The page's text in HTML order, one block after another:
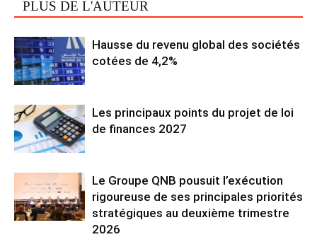
PLUS DE L'AUTEUR
Hausse du revenu global des sociétés
cotées de 4,2%
Les principaux points du projet de loi
de finances 2027
Le Groupe QNB pousuit l’exécution
rigoureuse de ses principales priorités
stratégiques au deuxième trimestre
2026